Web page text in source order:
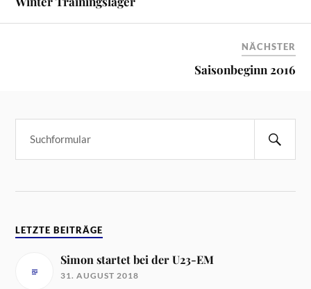
NÄCHSTER
Saisonbeginn 2016
LETZTE BEITRÄGE
Simon startet bei der U23-EM
31. AUGUST 2018